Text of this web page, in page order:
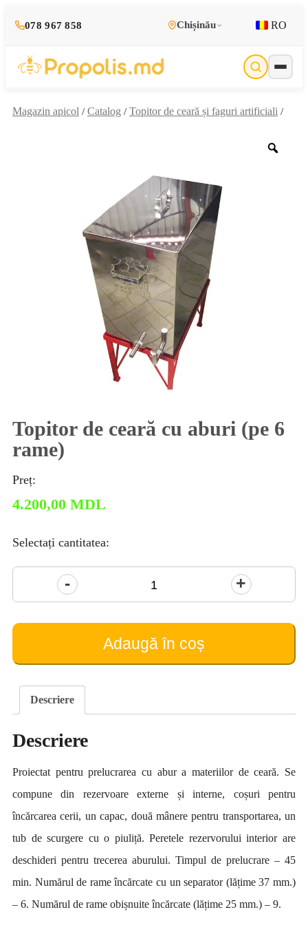
078 967 858 Chișinău RO
Magazin apicol / Catalog / Topitor de ceară și faguri artificiali /
Topitor de ceară cu aburi (pe 6
rame)
Preț:
4.200,00 MDL
Selectați cantitatea:
Cantitate
Topitor
de
aburi
Adaugă în coș
Descriere
Descriere
Proiectat pentru prelucrarea cu abur a materiilor de ceară. Se
compune din rezervoare externe și interne, coșuri pentru
încărcarea cerii, un capac, două mânere pentru transportarea, un
tub de scurgere cu o piuliță. Peretele rezervorului interior are
deschideri pentru trecerea aburului. Timpul de prelucrare – 45
min. Numărul de rame încărcate cu un separator (lățime 37 mm.)
– 6. Numărul de rame obișnuite încărcate (lățime 25 mm.) – 9.